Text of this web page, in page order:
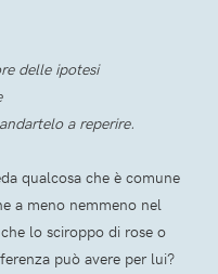
delle ipotesi
a reperire.
qualcosa che è comune
a meno nemmeno nel
lo sciroppo di rose o
può avere per lui?